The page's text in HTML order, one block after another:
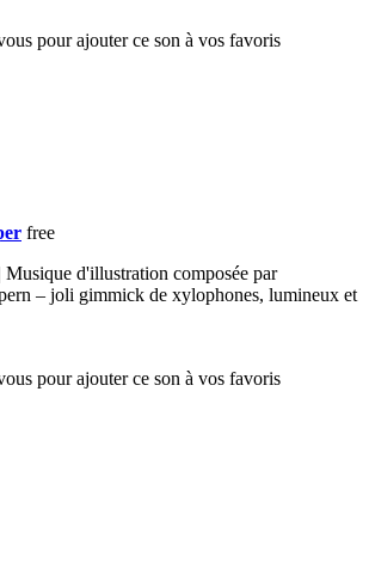
free
d'illustration composée par
– joli gimmick de xylophones, lumineux et